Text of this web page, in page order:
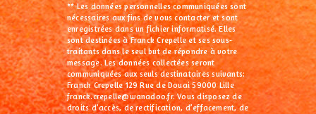
** Les données personnelles communiquées sont
nécessaires aux fins de vous contacter et sont
enregistrées dans un fichier informatisé. Elles
sont destinées à Franck Crepelle et ses sous-
traitants dans le seul but de répondre à votre
message. Les données collectées seront
communiquées aux seuls destinataires suivants:
Franck Crepelle 129 Rue de Douai 59000 Lille
franck.crepelle@wanadoo.fr. Vous disposez de
droits d’accès, de rectification, d’effacement, de